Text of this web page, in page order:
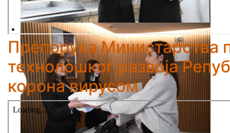
Препорука Министарства
технолошког развоја
корона вирусом